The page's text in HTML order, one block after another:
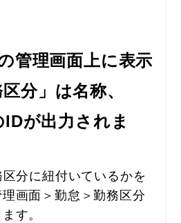
管理画面上に表示
分」は名称、
が出力されま
分に紐付いているかを
画面＞勤怠＞勤務区分
す。